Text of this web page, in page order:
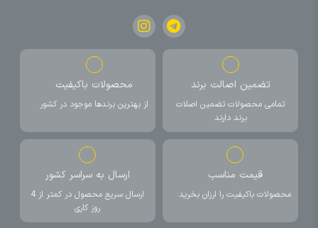
تضمین اصالت برند
تمامی محصولات تضمین اصلات
برند دارند
محصولات باکیفیت
از بهترین برندها موجود در کشور
قیمت مناسب
محصولات باکیفیت را ارزان بخرید
ارسال به سراسر کشور
ارسال سریع محصول در کمتر از 4
روز کاری